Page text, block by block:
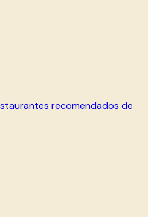
recomendados de